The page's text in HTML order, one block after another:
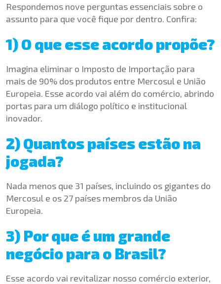
Respondemos nove perguntas essenciais sobre o
assunto para que você fique por dentro. Confira:
1) O que esse acordo propõe?
Imagina eliminar o Imposto de Importação para
mais de 90% dos produtos entre Mercosul e União
Europeia. Esse acordo vai além do comércio, abrindo
portas para um diálogo político e institucional
inovador.
2) Quantos países estão na
jogada?
Nada menos que 31 países, incluindo os gigantes do
Mercosul e os 27 países membros da União
Europeia.
3) Por que é um grande
negócio para o Brasil?
Esse acordo vai revitalizar nosso comércio exterior,